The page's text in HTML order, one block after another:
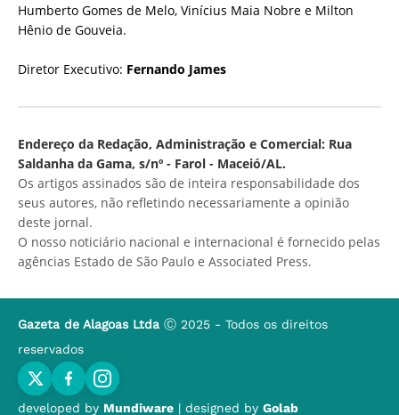
Humberto Gomes de Melo, Vinícius Maia Nobre e Milton
Hênio de Gouveia.
Diretor Executivo: Fernando James
Endereço da Redação, Administração e Comercial: Rua
Saldanha da Gama, s/nº - Farol - Maceió/AL.
Os artigos assinados são de inteira responsabilidade dos
seus autores, não refletindo necessariamente a opinião
deste jornal.
O nosso noticiário nacional e internacional é fornecido pelas
agências Estado de São Paulo e Associated Press.
Gazeta de Alagoas Ltda Ⓒ 2025 - Todos os direitos
reservados
developed by Mundiware | designed by Golab